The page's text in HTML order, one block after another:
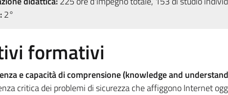
2°
formativi
e capacità di comprensione (knowledge and
critica dei problemi di sicurezza che affiggono Internet